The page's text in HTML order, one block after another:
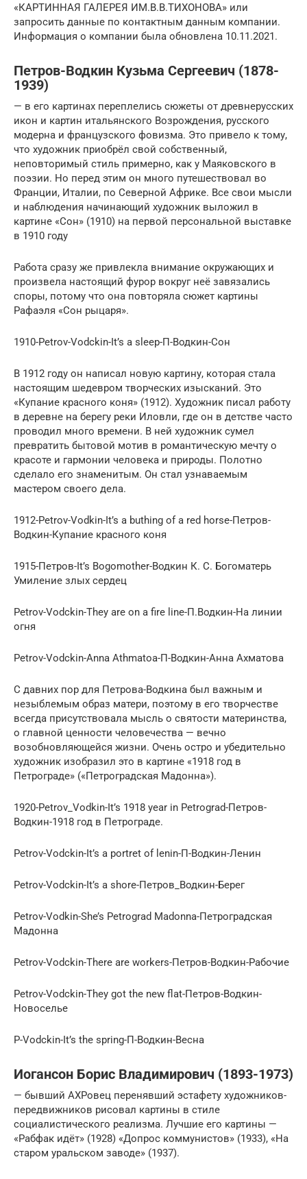
«КАРТИННАЯ ГАЛЕРЕЯ ИМ.В.В.ТИХОНОВА» или
запросить данные по контактным данным компании.
Информация о компании была обновлена 10.11.2021.
Петров-Водкин Кузьма Сергеевич (1878-
1939)
— в его картинах переплелись сюжеты от древнерусских
икон и картин итальянского Возрождения, русского
модерна и французского фовизма. Это привело к тому,
что художник приобрёл свой собственный,
неповторимый стиль примерно, как у Маяковского в
поэзии. Но перед этим он много путешествовал во
Франции, Италии, по Северной Африке. Все свои мысли
и наблюдения начинающий художник выложил в
картине «Сон» (1910) на первой персональной выставке
в 1910 году
Работа сразу же привлекла внимание окружающих и
произвела настоящий фурор вокруг неё завязались
споры, потому что она повторяла сюжет картины
Рафаэля «Сон рыцаря».
1910-Petrov-Vodckin-It’s a sleep-П-Водкин-Сон
В 1912 году он написал новую картину, которая стала
настоящим шедевром творческих изысканий. Это
«Купание красного коня» (1912). Художник писал работу
в деревне на берегу реки Иловли, где он в детстве часто
проводил много времени. В ней художник сумел
превратить бытовой мотив в романтическую мечту о
красоте и гармонии человека и природы. Полотно
сделало его знаменитым. Он стал узнаваемым
мастером своего дела.
1912-Petrov-Vodkin-It’s a buthing of a red horse-Петров-
Водкин-Купание красного коня
1915-Петров-It’s Bogomother-Водкин К. С. Богоматерь
Умиление злых сердец
Petrov-Vodckin-They are on a fire line-П.Водкин-На линии
огня
Petrov-Vodckin-Anna Athmatoa-П-Водкин-Анна Ахматова
С давних пор для Петрова-Водкина был важным и
незыблемым образ матери, поэтому в его творчестве
всегда присутствовала мысль о святости материнства,
о главной ценности человечества — вечно
возобновляющейся жизни. Очень остро и убедительно
художник изобразил это в картине «1918 год в
Петрограде» («Петроградская Мадонна»).
1920-Petrov_Vodkin-It’s 1918 year in Petrograd-Петров-
Водкин-1918 год в Петрограде.
Petrov-Vodckin-It’s a portrеt of lenin-П-Водкин-Ленин
Petrov-Vodckin-It’s a shore-Петров_Водкин-Берег
Petrov-Vodkin-She’s Petrograd Madonna-Петроградская
Мадонна
Petrov-Vodckin-There are workers-Петров-Водкин-Рабочие
Petrov-Vodckin-They got the new flat-Петров-Водкин-
Новоселье
P-Vodckin-It’s the spring-П-Водкин-Весна
Иогансон Борис Владимирович (1893-1973)
— бывший АХРовец перенявший эстафету художников-
передвижников рисовал картины в стиле
социалистического реализма. Лучшие его картины —
«Рабфак идёт» (1928) «Допрос коммунистов» (1933), «На
старом уральском заводе» (1937).